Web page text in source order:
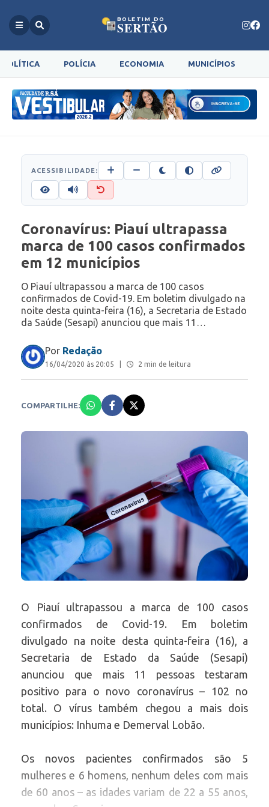
BOLETIM DO
SERTÃO
POLÍTICA POLÍCIA ECONOMIA MUNICÍPIOS
ACESSIBILIDADE:
Coronavírus: Piauí ultrapassa
marca de 100 casos confirmados
em 12 municípios
O Piauí ultrapassou a marca de 100 casos
confirmados de Covid-19. Em boletim divulgado na
noite desta quinta-feira (16), a Secretaria de Estado
da Saúde (Sesapi) anunciou que mais 11…
Por Redação
16/04/2020 às 20:05 2 min de leitura
COMPARTILHE:
O Piauí ultrapassou a marca de 100 casos
confirmados de Covid-19. Em boletim
divulgado na noite desta quinta-feira (16), a
Secretaria de Estado da Saúde (Sesapi)
anunciou que mais 11 pessoas testaram
positivo para o novo coronavírus – 102 no
total. O vírus também chegou a mais dois
municípios: Inhuma e Demerval Lobão.
Os novos pacientes confirmados são 5
mulheres e 6 homens, nenhum deles com mais
de 60 anos – as idades variam de 22 a 55 anos,